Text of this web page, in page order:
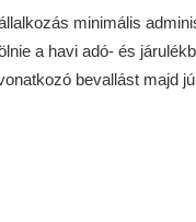
minimális
a havi adó- és
bevallást majd